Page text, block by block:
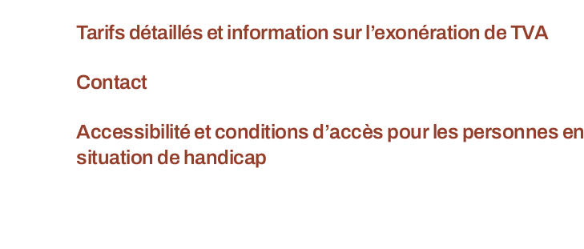
Tarifs détaillés et information sur l’exonération de TVA
Contact
Accessibilité et conditions d’accès pour les personnes en
situation de handicap